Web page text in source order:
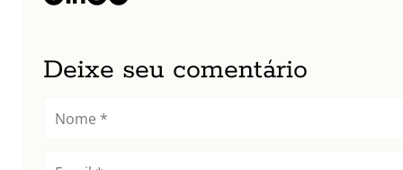
Deixe seu comentário